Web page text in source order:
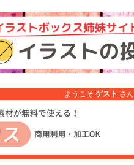
ようこそ ゲスト さん